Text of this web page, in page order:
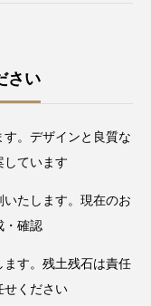
さい
。デザインと良質な
しています
たします。現在のお
・確認
す。残土残石は責任
せください